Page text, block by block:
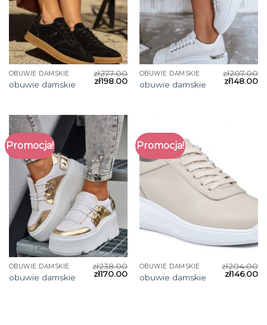
OBUWIE DAMSKIE
obuwie damskie
zł277.00
zł198.00
OBUWIE DAMSKIE
obuwie damskie
zł207.00
zł148.00
Promocja!
OBUWIE DAMSKIE
obuwie damskie
zł238.00
zł170.00
Promocja!
OBUWIE DAMSKIE
obuwie damskie
zł204.00
zł146.00